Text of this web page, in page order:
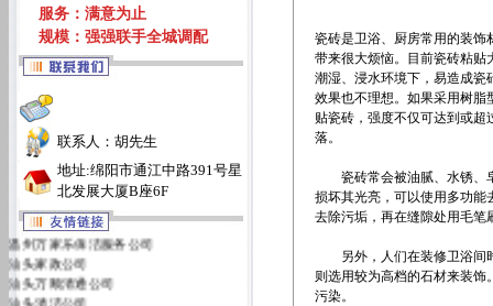
服务：满意为止
规模：强强联手全城调配
联系人：胡先生
地址:绵阳市通江中路391号星
北发展大厦B座6F
温州万家乐保洁服务公司
汕头家政公司
汕头万顺清通公司
汕头清洁公司
瓷砖是卫浴、厨房常用的装饰
带来很大烦恼。目前瓷砖粘贴
潮湿、浸水环境下，易造成瓷
效果也不理想。如果采用树脂
贴瓷砖，强度不仅可达到或
落。
瓷砖常会被油腻、水锈、皂
损坏其光亮，可以使用多功能
去除污垢，再在缝隙处用毛笔
另外，人们在装修卫浴间时
则选用较为高档的石材来装
污染。